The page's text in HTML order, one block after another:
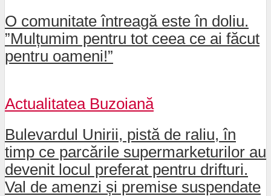
O comunitate întreagă este în doliu.
”Mulțumim pentru tot ceea ce ai făcut
pentru oameni!”
Actualitatea Buzoiană
Bulevardul Unirii, pistă de raliu, în
timp ce parcările supermarketurilor au
devenit locul preferat pentru drifturi.
Val de amenzi și premise suspendate